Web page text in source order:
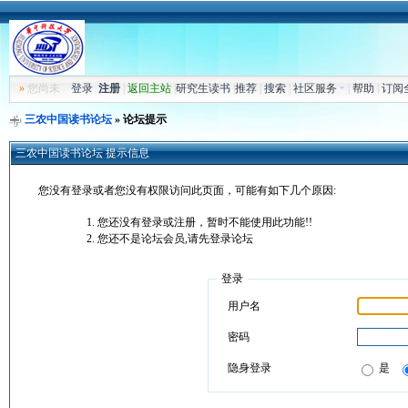
»您尚未 登录 注册| 返回主站| 研究生读书| 推荐| 搜索| 社区服务 帮助 订阅
三农中国读书论坛» 论坛提示
三农中国读书论坛 提示信息
您没有登录或者您没有权限访问此页面，可能有如下几个原因:
您还没有登录或注册，暂时不能使用此功能!!
您还不是论坛会员,请先登录论坛
登录
用户名
密码
隐身登录 是